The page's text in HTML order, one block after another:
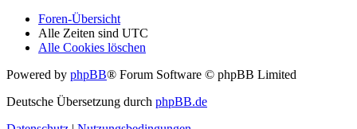
Foren-Übersicht
Alle Zeiten sind UTC
Alle Cookies löschen
Powered by phpBB® Forum Software © phpBB Limited
Deutsche Übersetzung durch phpBB.de